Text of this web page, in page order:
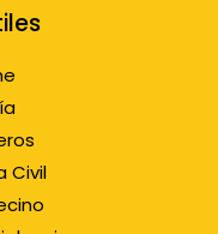
Civil